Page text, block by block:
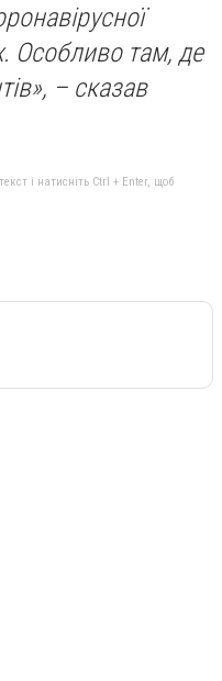
Особливо там, де
– сказав
і натисніть Ctrl + Enter, щоб